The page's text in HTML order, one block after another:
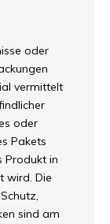
oder
vermittelt
oder
Pakets
Produkt in
wird. Die
sind am